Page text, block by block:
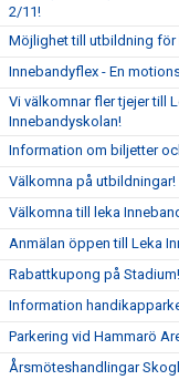
2/11!
Möjlighet till utbildning för
Innebandyflex - En
Vi välkomnar fler tjejer till
Innebandyskolan!
Information om biljetter
Välkomna på utbildningar!
Välkomna till leka
Anmälan öppen till Leka
Rabattkupong på Stadium!
Information
Parkering vid Hammarö
Årsmöteshandlingar